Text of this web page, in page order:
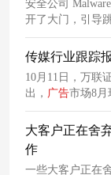
安全公司
开了大门，引导
传媒行业跟踪
10月11日，万联
出， 广告市场8月
增长。
大客户正在舍
作
一些大客户正在舍弃蓝色光标。